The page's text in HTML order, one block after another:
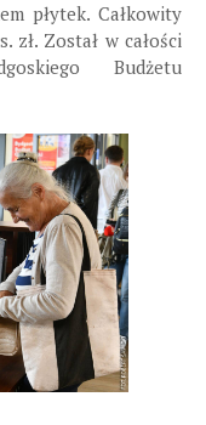
płytek. Całkowity
zł. Został w całości
Budżetu